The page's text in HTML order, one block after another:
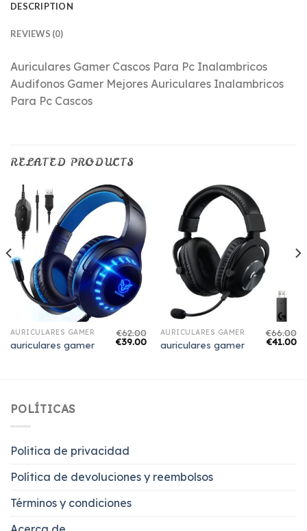
DESCRIPTION
REVIEWS (0)
Auriculares Gamer Cascos Para Pc Inalambricos
Audifonos Gamer Mejores Auriculares Inalambricos
Para Pc Cascos
RELATED PRODUCTS
AURICULARES GAMER
auriculares gamer
€62.00
€39.00
AURICULARES GAMER
auriculares gamer
€66.00
€41.00
POLÍTICAS
Politica de privacidad
Política de devoluciones y reembolsos
Términos y condiciones